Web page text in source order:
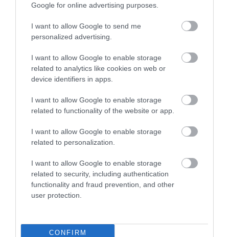
Google for online advertising purposes.
I want to allow Google to send me
personalized advertising.
I want to allow Google to enable storage
related to analytics like cookies on web or
device identifiers in apps.
I want to allow Google to enable storage
related to functionality of the website or app.
I want to allow Google to enable storage
related to personalization.
I want to allow Google to enable storage
related to security, including authentication
functionality and fraud prevention, and other
user protection.
CONFIRM
különös viselkedése okozza a világ
legmagasabb csúcsának folyamatosan
2024. OKTÓBER 4. ● TURI DÁNIEL
Évről évre egyre magasabb a
Mount Everest – ez a
különös…
TURI DÁNIEL